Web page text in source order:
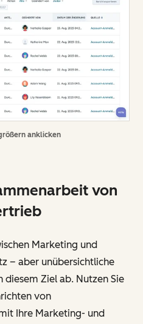
anklicken
von
Marketing und
– aber unübersichtliche
Ziel ab. Nutzen Sie
von
Ihre Marketing- und